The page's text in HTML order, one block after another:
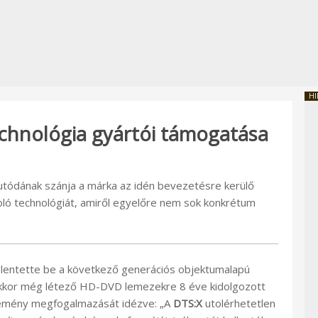
gyártói támogatása
szánja a márka az idén bevezetésre kerülő
technológiát, amiről egyelőre nem sok konkrétum
be a következő generációs objektumalapú
még létező HD-DVD lemezekre 8 éve kidolgozott
megfogalmazását idézve: „A DTS:X utolérhetetlen